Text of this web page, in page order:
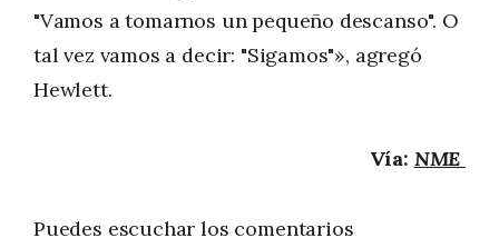
"Vamos a tomarnos un pequeño descanso". O
tal vez vamos a decir: "Sigamos"», agregó
Hewlett.
Vía: NME
Puedes escuchar los comentarios